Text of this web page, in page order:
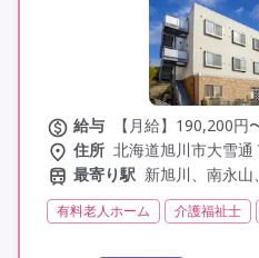
給与
【月給】190,200円
住所 北海道旭川市大雪
最寄り駅 新旭川、南永山
有料老人ホーム 介護福祉士